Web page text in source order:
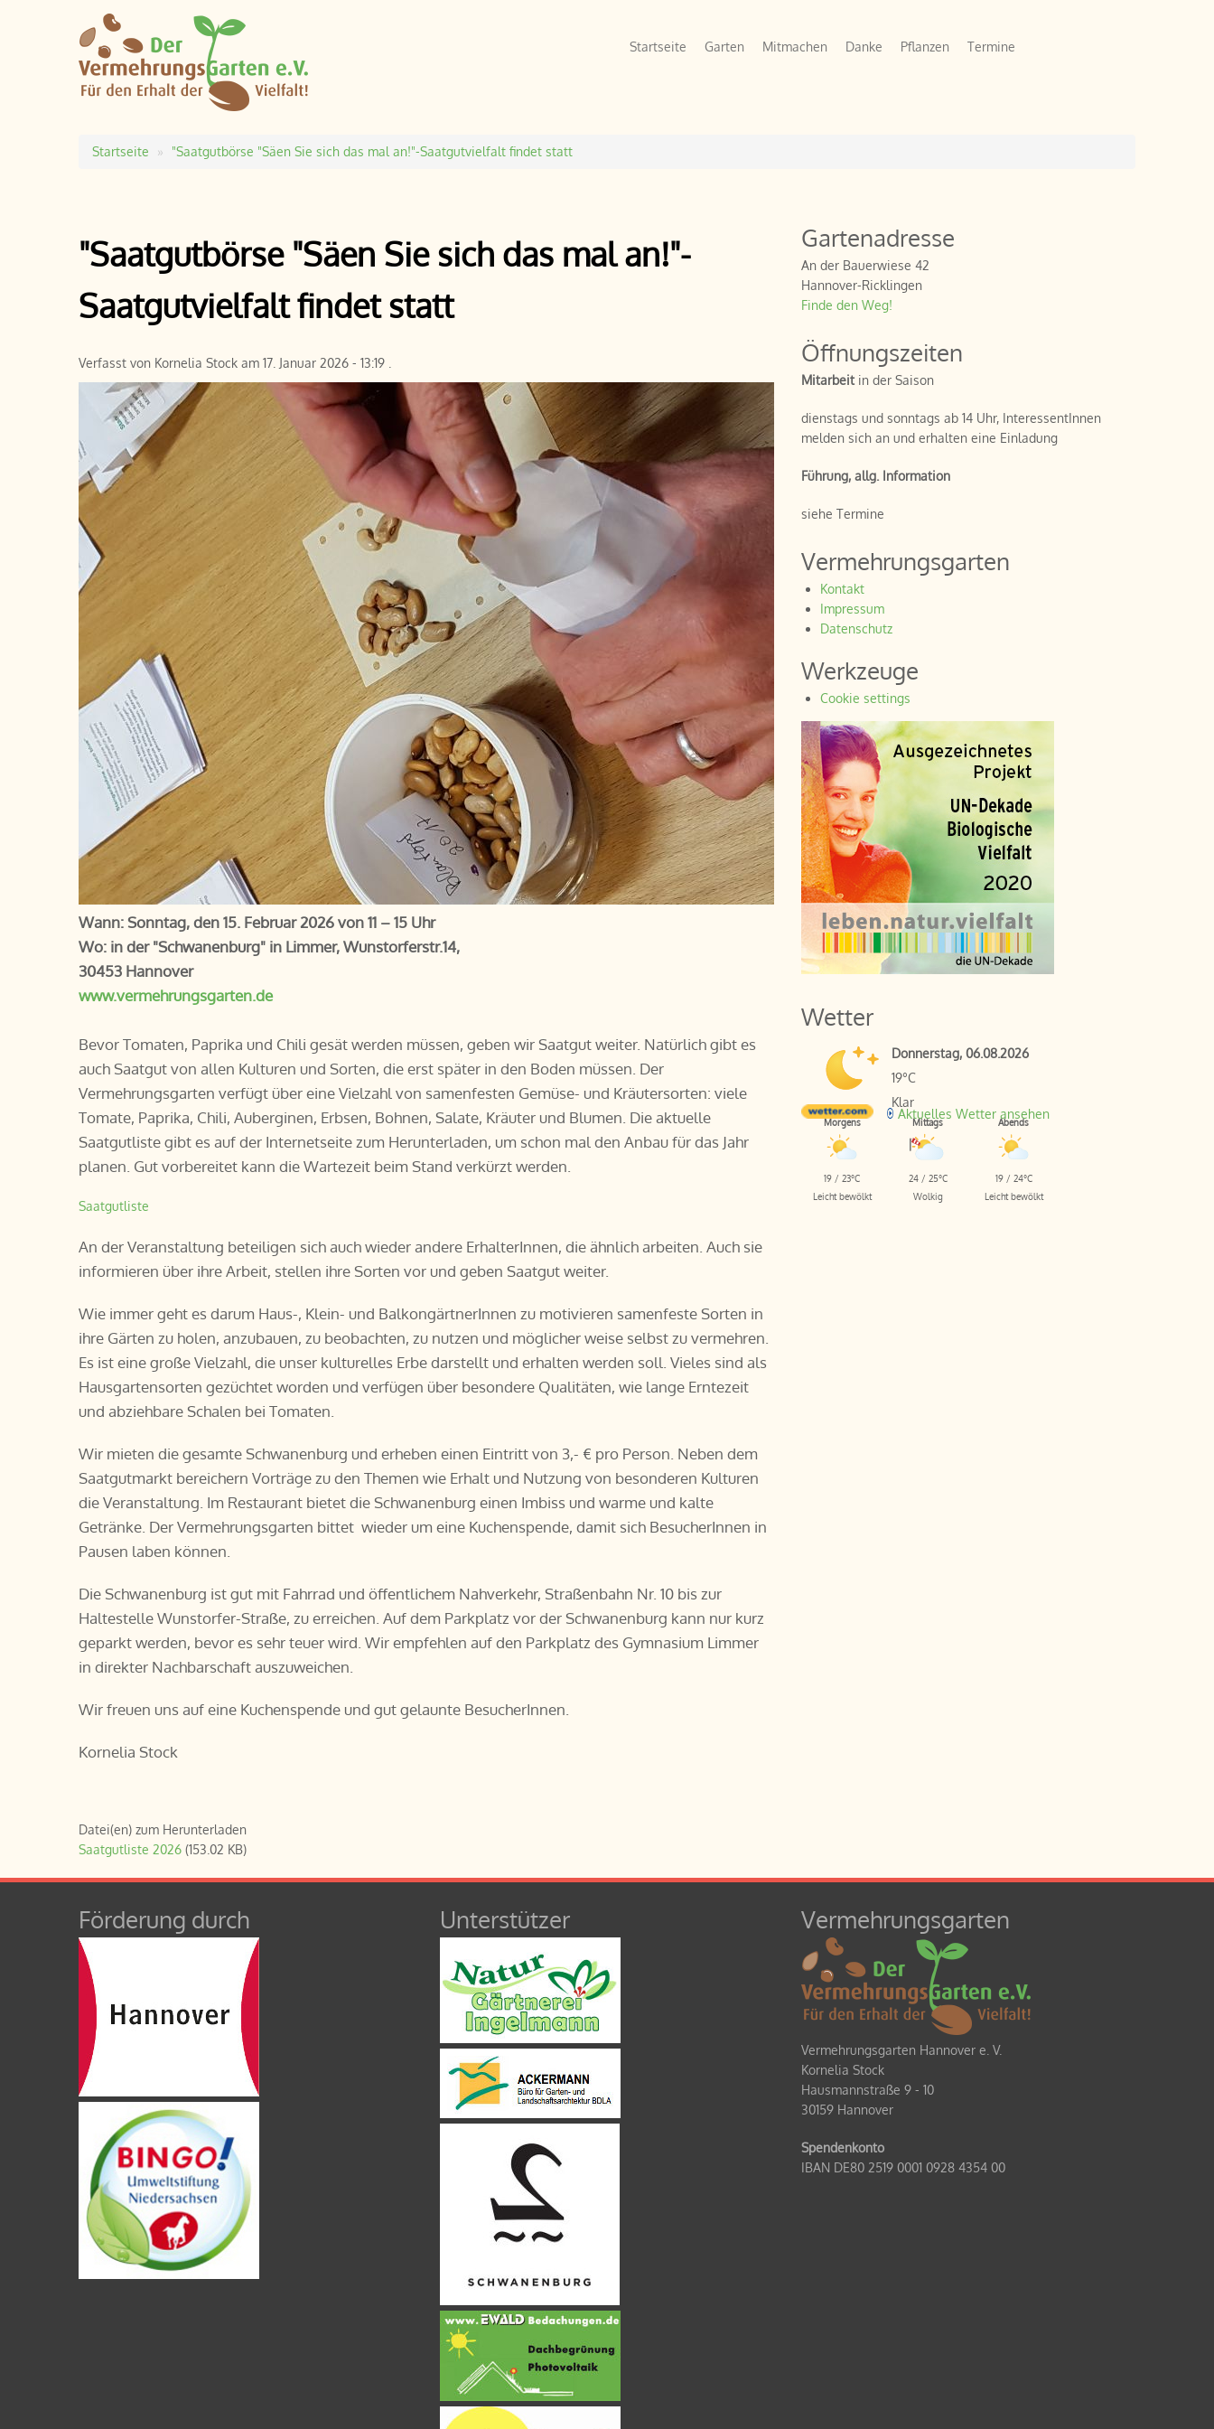
Hauptlinks
Startseite Garten Mitmachen Danke Pflanzen Termine
Pfadnavigation
Startseite "Saatgutbörse "Säen Sie sich das mal an!"-Saatgutvielfalt findet statt
"Saatgutbörse "Säen Sie sich das mal an!"-
Saatgutvielfalt findet statt
Verfasst von Kornelia Stock am 17. Januar 2026 - 13:19
Wann: Sonntag, den 15. Februar 2026 von 11 – 15 Uhr
Wo: in der "Schwanenburg" in Limmer, Wunstorferstr.14,
30453 Hannover
www.vermehrungsgarten.de
Bevor Tomaten, Paprika und Chili gesät werden müssen, geben wir Saatgut weiter. Natürlich gibt es
auch Saatgut von allen Kulturen und Sorten, die erst später in den Boden müssen. Der
Vermehrungsgarten verfügt über eine Vielzahl von samenfesten Gemüse- und Kräutersorten: viele
Tomate, Paprika, Chili, Auberginen, Erbsen, Bohnen, Salate, Kräuter und Blumen. Die aktuelle
Saatgutliste gibt es auf der Internetseite zum Herunterladen, um schon mal den Anbau für das Jahr
planen. Gut vorbereitet kann die Wartezeit beim Stand verkürzt werden.
Saatgutliste
An der Veranstaltung beteiligen sich auch wieder andere ErhalterInnen, die ähnlich arbeiten. Auch sie
informieren über ihre Arbeit, stellen ihre Sorten vor und geben Saatgut weiter.
Wie immer geht es darum Haus-, Klein- und BalkongärtnerInnen zu motivieren samenfeste Sorten in
ihre Gärten zu holen, anzubauen, zu beobachten, zu nutzen und möglicher weise selbst zu vermehren.
Es ist eine große Vielzahl, die unser kulturelles Erbe darstellt und erhalten werden soll. Vieles sind als
Hausgartensorten gezüchtet worden und verfügen über besondere Qualitäten, wie lange Erntezeit
und abziehbare Schalen bei Tomaten.
Wir mieten die gesamte Schwanenburg und erheben einen Eintritt von 3,- € pro Person. Neben dem
Saatgutmarkt bereichern Vorträge zu den Themen wie Erhalt und Nutzung von besonderen Kulturen
die Veranstaltung. Im Restaurant bietet die Schwanenburg einen Imbiss und warme und kalte
Getränke. Der Vermehrungsgarten bittet wieder um eine Kuchenspende, damit sich BesucherInnen in
Pausen laben können.
Die Schwanenburg ist gut mit Fahrrad und öffentlichem Nahverkehr, Straßenbahn Nr. 10 bis zur
Haltestelle Wunstorfer-Straße, zu erreichen. Auf dem Parkplatz vor der Schwanenburg kann nur kurz
geparkt werden, bevor es sehr teuer wird. Wir empfehlen auf den Parkplatz des Gymnasium Limmer
in direkter Nachbarschaft auszuweichen.
Wir freuen uns auf eine Kuchenspende und gut gelaunte BesucherInnen.
Kornelia Stock
Datei(en) zum Herunterladen
Saatgutliste 2026 (153.02 KB)
Gartenadresse
An der Bauerwiese 42
Hannover-Ricklingen
Finde den Weg!
Öffnungszeiten
Mitarbeit in der Saison
dienstags und sonntags ab 14 Uhr, InteressentInnen
melden sich an und erhalten eine Einladung
Führung, allg. Information
siehe Termine
Vermehrungsgarten
Kontakt
Impressum
Datenschutz
Werkzeuge
Cookie settings
Wetter
Donnerstag, 06.08.2026
19°C
Klar
Morgens
19 / 23°C
Leicht bewölkt
Mittags
24 / 25°C
Wolkig
Abends
19 / 24°C
Leicht bewölkt
Aktuelles Wetter ansehen
Förderung durch Unterstützer Vermehrungsgarten
Vermehrungsgarten Hannover e. V.
Kornelia Stock
Hausmannstraße 9 - 10
30159 Hannover
Spendenkonto
IBAN DE80 2519 0001 0928 4354 00